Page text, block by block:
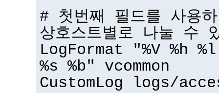
# 첫번째 필드를 사용
상호스트별로 나눌 수
LogFormat "%V %h
%s %b" vcommon
CustomLog logs/